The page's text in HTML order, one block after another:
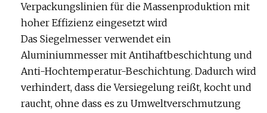
Verpackungslinien für die Massenproduktion mit
hoher Effizienz eingesetzt wird
Das Siegelmesser verwendet ein
Aluminiummesser mit Antihaftbeschichtung und
Anti-Hochtemperatur-Beschichtung. Dadurch wird
verhindert, dass die Versiegelung reißt, kocht und
raucht, ohne dass es zu Umweltverschmutzung